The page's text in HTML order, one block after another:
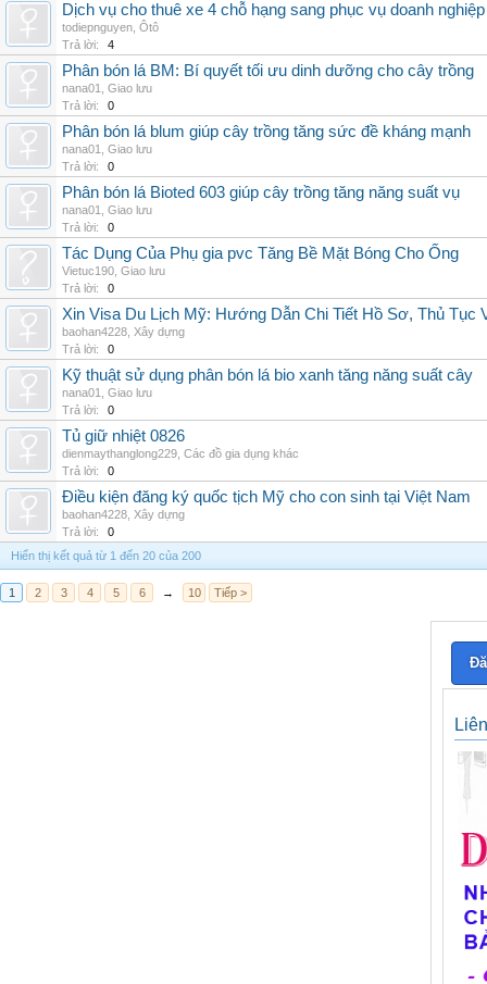
Dịch vụ cho thuê xe 4 chỗ hạng sang phục vụ doanh
todiepnguyen Ôtô
Trả lời:
4
Phân bón lá BM: Bí quyết tối ưu dinh dưỡng cho cây trồng
nana01
Giao lưu
Trả lời:
0
Phân bón lá blum giúp cây trồng tăng sức đề kháng mạnh
nana01
Giao lưu
Trả lời:
0
Phân bón lá Bioted 603 giúp cây trồng tăng năng suất vụ
nana01
Giao lưu
Trả lời:
0
Tác Dụng Của Phụ gia pvc Tăng Bề Mặt Bóng Cho Ống
Vietuc190 Giao lưu
Trả lời:
0
Xin Visa Du Lịch Mỹ: Hướng Dẫn Chi Tiết Hồ Sơ, Thủ Tục
baohan4228 Xây dựng
Trả lời:
0
Kỹ thuật sử dụng phân bón lá bio xanh tăng năng suất cây
nana01
Giao lưu
Trả lời:
0
Tủ giữ nhiệt 0826
dienmaythanglong229 Các đồ gia dụng khác
Trả lời:
0
Điều kiện đăng ký quốc tịch Mỹ cho con sinh tại Việt Nam
baohan4228 Xây dựng
Trả lời:
0
Hiển thị kết quả từ 1 đến 20 của 200
1 2 3 4 5 6 → 10 Tiếp >